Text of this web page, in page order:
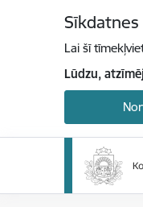
Sīkdatnes
Lai šī
Lūdzu,